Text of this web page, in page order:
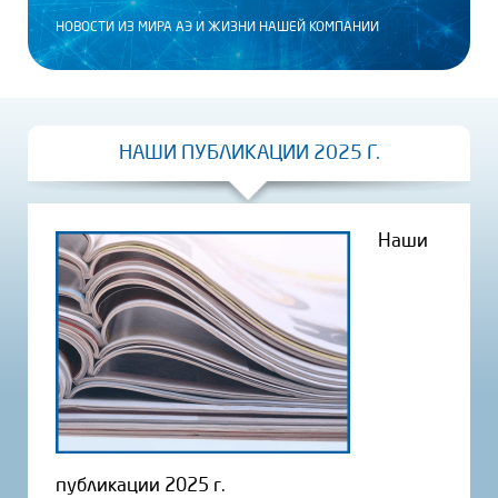
НОВОСТИ ИЗ МИРА АЭ И ЖИЗНИ НАШЕЙ КОМПАНИИ
НАШИ ПУБЛИКАЦИИ 2025 Г.
Наши
публикации 2025 г.